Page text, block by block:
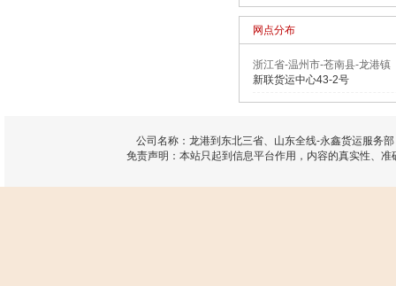
网点分布
浙江省-温州市-苍南县-龙港镇
新联货运中心43-2号
公司名称：龙港到东北三省、山东全线-永鑫货运服务
免责声明：本站只起到信息平台作用，内容的真实性、